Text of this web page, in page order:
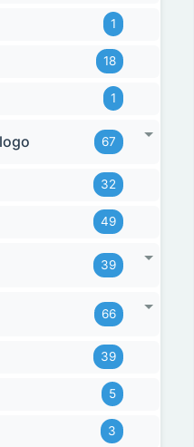
1
18
1
67
32
49
39
66
39
5
3